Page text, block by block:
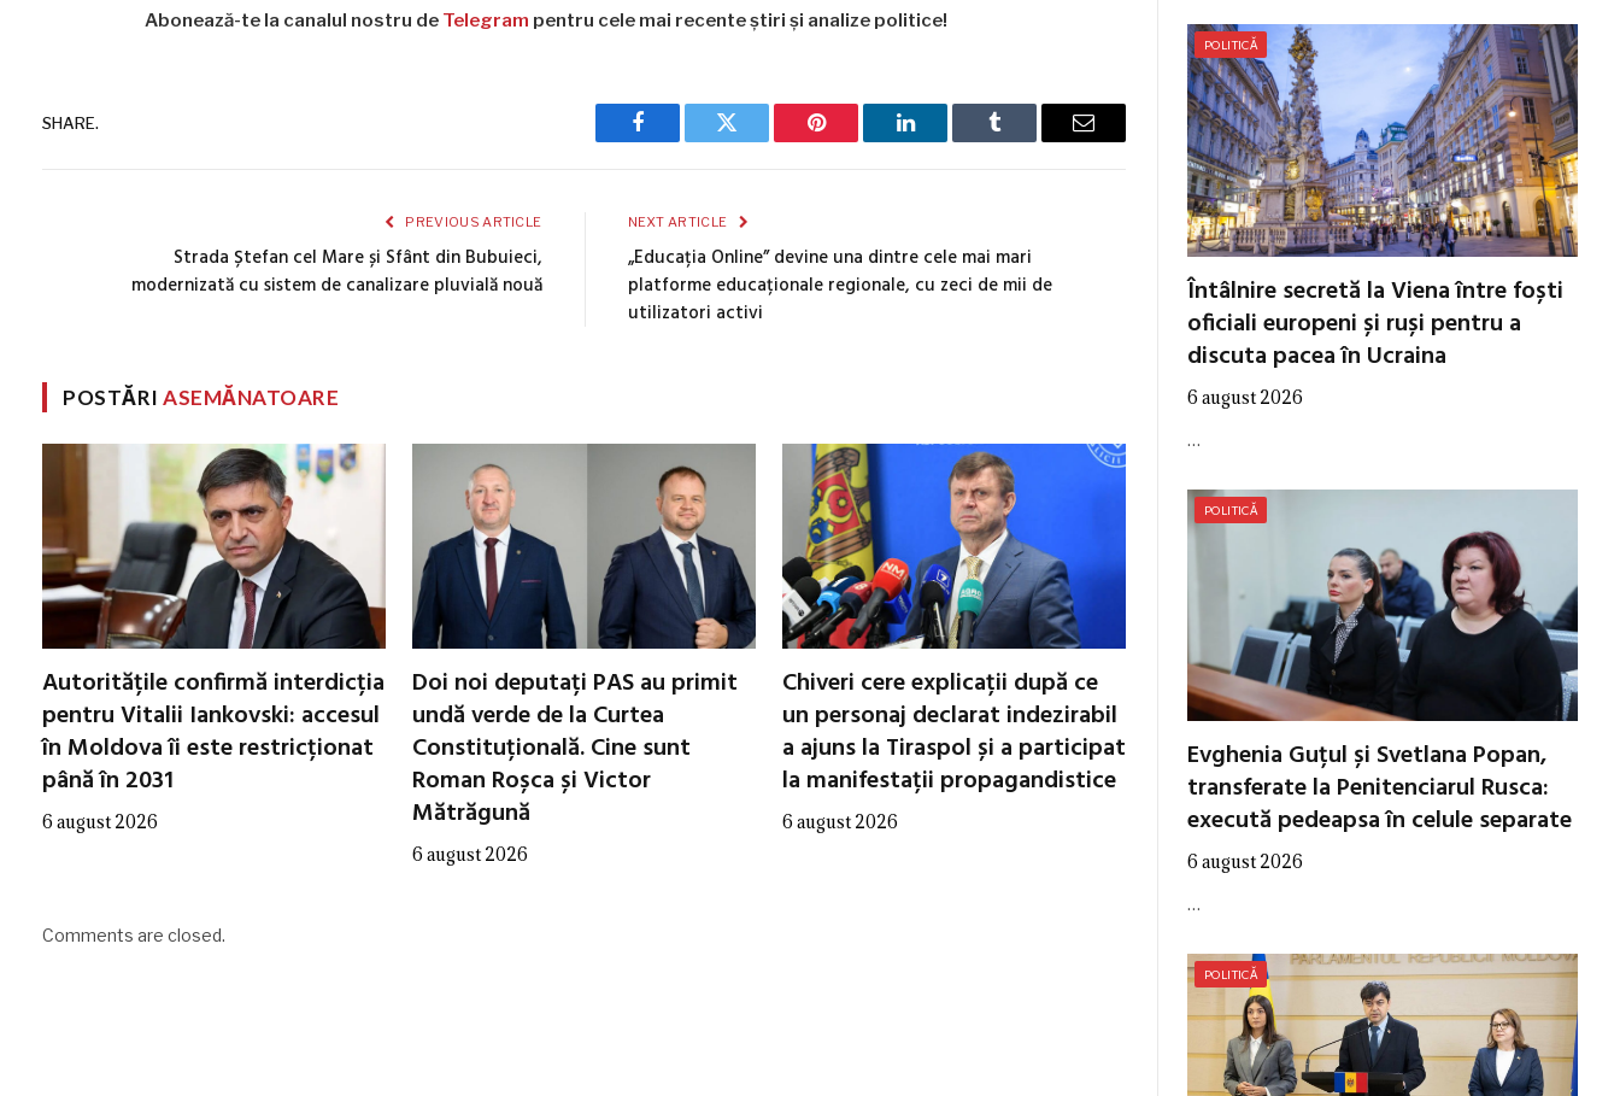
Abonează-te la canalul nostru de Telegram pentru cele mai recente știri și analize politice!
SHARE.
Facebook Twitter Pinterest LinkedIn Tumblr Email
PREVIOUS ARTICLE
Strada Ștefan cel Mare și Sfânt din Bubuieci,
modernizată cu sistem de canalizare pluvială nouă
NEXT ARTICLE
„Educația Online” devine una dintre cele mai mari
platforme educaționale regionale, cu zeci de mii de
utilizatori activi
POSTĂRIASEMĂNATOARE
Autoritățile confirmă interdicția
pentru Vitalii Iankovski: accesul
în Moldova îi este restricționat
până în 2031
6 august 2026
Doi noi deputați PAS au primit
undă verde de la Curtea
Constituțională. Cine sunt
Roman Roșca și Victor
Mătrăgună
6 august 2026
Chiveri cere explicații după ce
un personaj declarat indezirabil
a ajuns la Tiraspol și a participat
la manifestații propagandistice
6 august 2026
Comments are closed.
POLITICĂ
Întâlnire secretă la Viena între foști
oficiali europeni și ruși pentru a
discuta pacea în Ucraina
6 august 2026
…
POLITICĂ
Evghenia Guțul și Svetlana Popan,
transferate la Penitenciarul Rusca:
execută pedeapsa în celule separate
6 august 2026
…
POLITICĂ